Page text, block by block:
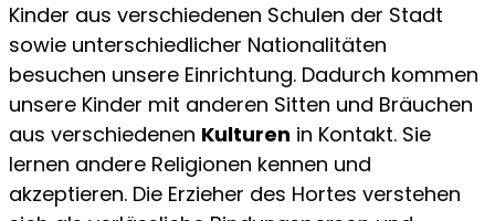
Kinder aus verschiedenen Schulen der Stadt
sowie unterschiedlicher Nationalitäten
besuchen unsere Einrichtung. Dadurch kommen
unsere Kinder mit anderen Sitten und Bräuchen
aus verschiedenen Kulturen in Kontakt. Sie
lernen andere Religionen kennen und
akzeptieren. Die Erzieher des Hortes verstehen